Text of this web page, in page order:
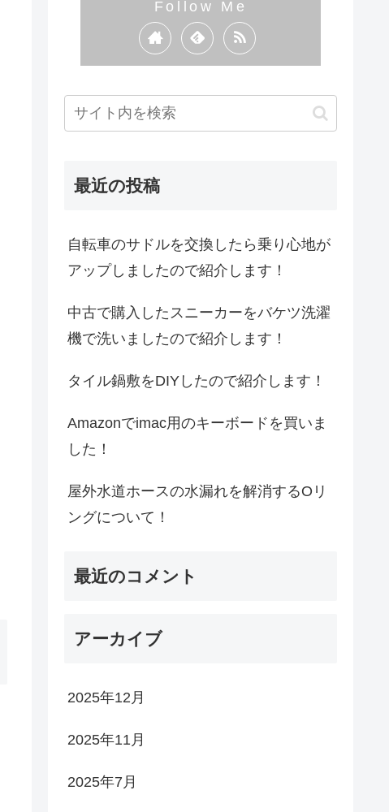
最近の投稿
自転車のサドルを交換したら乗り心地が
アップしましたので紹介します！
中古で購入したスニーカーをバケツ洗濯
機で洗いましたので紹介します！
タイル鍋敷をDIYしたので紹介します！
Amazonでimac用のキーボードを買いま
した！
屋外水道ホースの水漏れを解消するOリ
ングについて！
最近のコメント
アーカイブ
2025年12月
2025年11月
2025年7月